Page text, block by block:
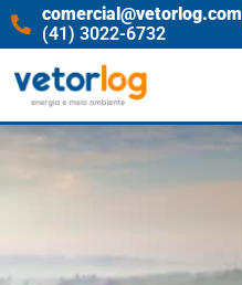
comercial@vetorlog.com
(41) 3022-6732